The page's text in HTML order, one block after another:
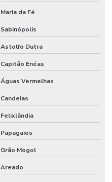
Maria da Fé
Sabinópolis
Astolfo Dutra
Capitão Enéas
Águas Vermelhas
Candeias
Felixlândia
Papagaios
Grão Mogol
Areado